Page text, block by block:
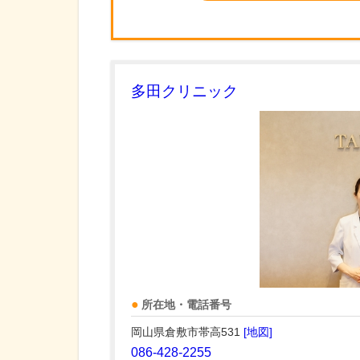
多田クリニック
所在地・電話番号
岡山県倉敷市帯高531 [地図]
086-428-2255